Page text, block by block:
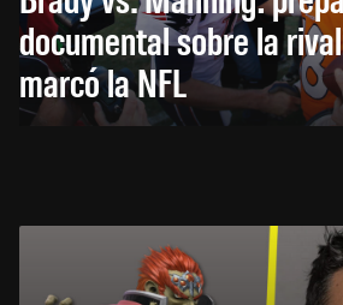
documental sobre la
marcó la NFL